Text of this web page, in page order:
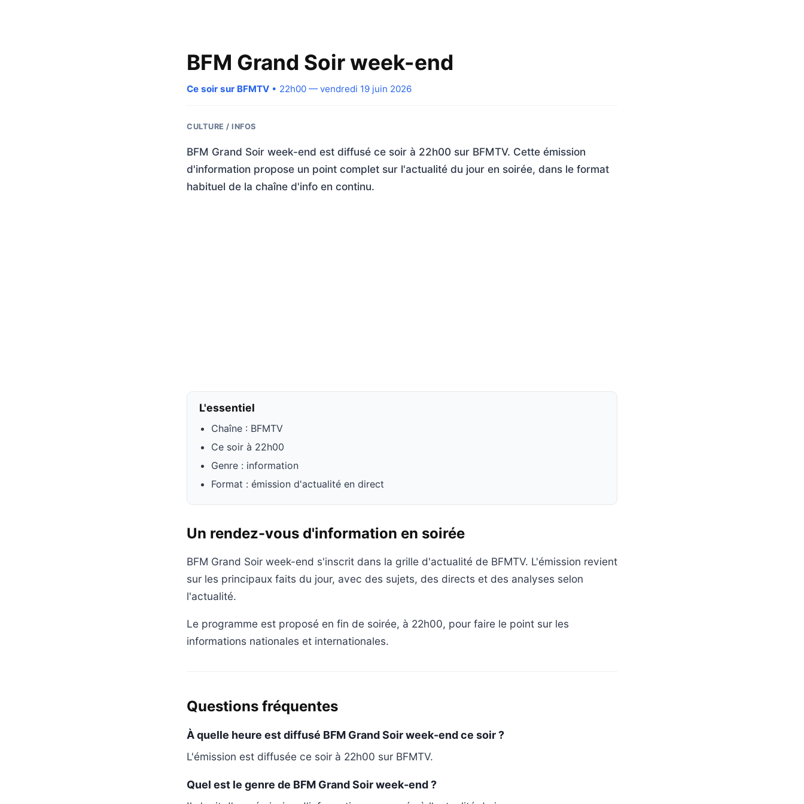
BFM Grand Soir week-end
Ce soir sur BFMTV • 22h00 — vendredi 19 juin 2026
CULTURE / INFOS
BFM Grand Soir week-end est diffusé ce soir à 22h00 sur BFMTV. Cette émission
d'information propose un point complet sur l'actualité du jour en soirée, dans le format
habituel de la chaîne d'info en continu.
L'essentiel
Chaîne : BFMTV
Ce soir à 22h00
Genre : information
Format : émission d'actualité en direct
Un rendez-vous d'information en soirée
BFM Grand Soir week-end s'inscrit dans la grille d'actualité de BFMTV. L'émission revient
sur les principaux faits du jour, avec des sujets, des directs et des analyses selon
l'actualité.
Le programme est proposé en fin de soirée, à 22h00, pour faire le point sur les
informations nationales et internationales.
Questions fréquentes
À quelle heure est diffusé BFM Grand Soir week-end ce soir ?
L'émission est diffusée ce soir à 22h00 sur BFMTV.
Quel est le genre de BFM Grand Soir week-end ?